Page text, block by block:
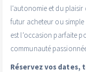
l’autonomie et du
futur acheteur ou simple
est l’occasion parfaite
communauté
Réservez vos